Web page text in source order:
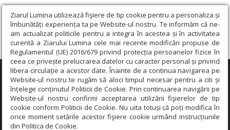
Ziarul Lumina utilizează fişiere de tip cookie pentru a personaliza și
îmbunătăți experiența ta pe Website-ul nostru. Te informăm că ne-
am actualizat politicile pentru a integra în acestea și în activitatea
curentă a Ziarului Lumina cele mai recente modificări propuse de
Regulamentul (UE) 2016/679 privind protecția persoanelor fizice în
ceea ce privește prelucrarea datelor cu caracter personal și privind
libera circulație a acestor date. Înainte de a continua navigarea pe
Website-ul nostru te rugăm să aloci timpul necesar pentru a citi și
înțelege conținutul Politicii de Cookie. Prin continuarea navigării pe
Website-ul nostru confirmi acceptarea utilizării fişierelor de tip
cookie conform Politicii de Cookie. Nu uita totuși că poți modifica în
orice moment setările acestor fişiere cookie urmând instrucțiunile
din Politica de Cookie.
×